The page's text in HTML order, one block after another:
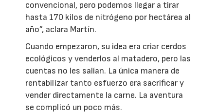
convencional, pero podemos llegar a tirar
hasta 170 kilos de nitrógeno por hectárea al
año”, aclara Martín.
Cuando empezaron, su idea era criar cerdos
ecológicos y venderlos al matadero, pero las
cuentas no les salían. La única manera de
rentabilizar tanto esfuerzo era sacrificar y
vender directamente la carne. La aventura
se complicó un poco más.